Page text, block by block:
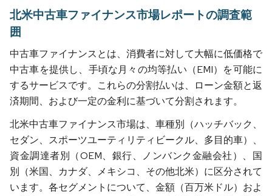
北米中古車ファイナンス市場レポートの調査範
囲
中古車ファイナンスとは、消費者に対して大幅に低価格で
中古車を提供し、手頃な月々の均等払い（EMI）を可能に
するサービスです。これらの分割払いは、ローン金額と返
済期間、および一定の金利に基づいて分割されます。
北米中古車ファイナンス市場は、車種別（ハッチバック、
セダン、スポーツユーティリティビークル、多目的車）、
資金調達者別（OEM、銀行、ノンバンク金融会社）、国
別（米国、カナダ、メキシコ、その他北米）に区分されて
います。各セグメントについて、金額（百万米ドル）およ